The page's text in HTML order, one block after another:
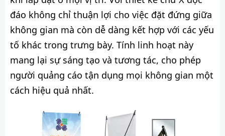
đáo không chỉ thuận lợi cho việc đặt đứng giữa
không gian mà còn dễ dàng kết hợp với các yếu
tố khác trong trưng bày. Tính linh hoạt này
mang lại sự sáng tạo và tương tác, cho phép
người quảng cáo tận dụng mọi không gian một
cách hiệu quả nhất.